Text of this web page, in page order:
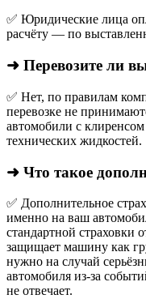
✅ Юридические лица
расчёту — по
➜ Перевозите ли
✅ Нет, по правилам
перевозке не
автомобили с
технических жидкостей.
➜ Что такое
✅ Дополнительное
именно на ваш
стандартной страховки
защищает машину как
нужно на случай
автомобиля из‑за
не отвечает.​